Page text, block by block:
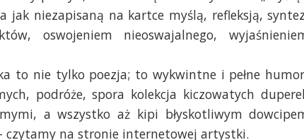
jak niezapisaną na kartce myślą, refleksją,
oswojeniem nieoswajalnego,
to nie tylko poezja; to wykwintne i pełne
podróże, spora kolekcja kiczowatych
a wszystko aż kipi błyskotliwym
czytamy na stronie internetowej artystki.